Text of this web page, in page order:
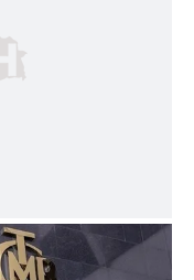
ve sitemizde
çerezlerle ilgili bilgi